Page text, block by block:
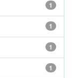
1
1
1
1